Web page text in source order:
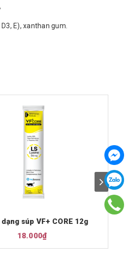
E), xanthan gum.
súp VF+ CORE 12g
18.000₫